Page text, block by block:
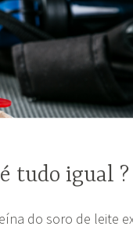
tudo igual ?
do soro de leite